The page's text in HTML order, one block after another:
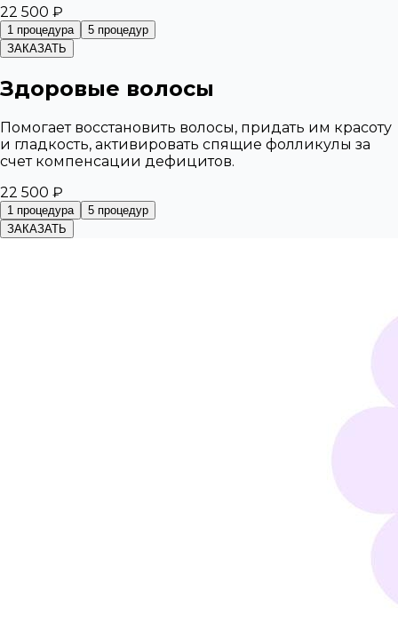
22 500 ₽
1 процедура
5 процедур
ЗАКАЗАТЬ
Здоровые волосы
Помогает восстановить волосы, придать им красоту
и гладкость, активировать спящие фолликулы за
счет компенсации дефицитов.
22 500 ₽
1 процедура
5 процедур
ЗАКАЗАТЬ